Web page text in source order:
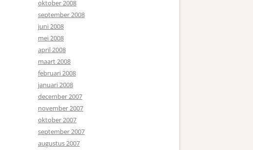
oktober 2008
september 2008
juni 2008
mei 2008
april 2008
maart 2008
februari 2008
januari 2008
december 2007
november 2007
oktober 2007
september 2007
augustus 2007